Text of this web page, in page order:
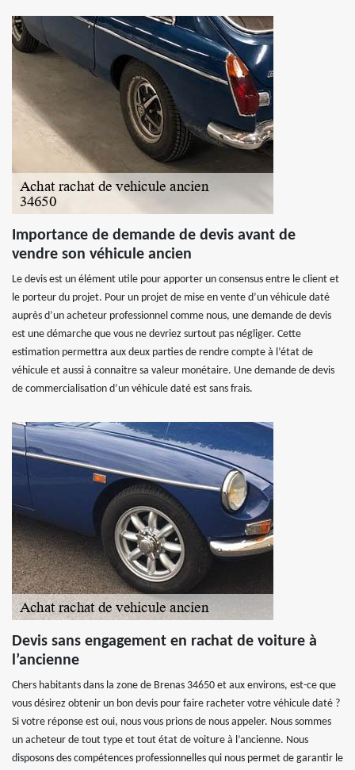
Importance de demande de devis avant de
vendre son véhicule ancien
Le devis est un élément utile pour apporter un consensus entre le client et
le porteur du projet. Pour un projet de mise en vente d’un véhicule daté
auprès d’un acheteur professionnel comme nous, une demande de devis
est une démarche que vous ne devriez surtout pas négliger. Cette
estimation permettra aux deux parties de rendre compte à l’état de
véhicule et aussi à connaitre sa valeur monétaire. Une demande de devis
de commercialisation d’un véhicule daté est sans frais.
Devis sans engagement en rachat de voiture à
l’ancienne
Chers habitants dans la zone de Brenas 34650 et aux environs, est-ce que
vous désirez obtenir un bon devis pour faire racheter votre véhicule daté ?
Si votre réponse est oui, nous vous prions de nous appeler. Nous sommes
un acheteur de tout type et tout état de voiture à l’ancienne. Nous
disposons des compétences professionnelles qui nous permet de garantir le